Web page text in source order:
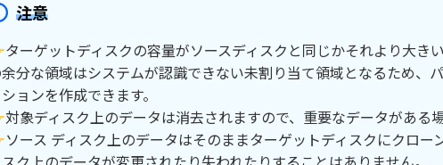
注意
ーゲットディスクの容量がソースディスクと同じかそれより大き
分な領域はシステムが認識できない未割り当て領域となるため、
ョンを作成できます。
象ディスク上のデータは消去されますので、重要なデータがある
ース ディスク上のデータはそのままターゲットディスクにクロ